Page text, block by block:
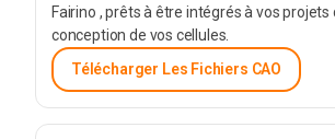
Fairino , prêts à être intégrés à vos projets
conception de vos cellules.
Télécharger Les Fichiers CAO